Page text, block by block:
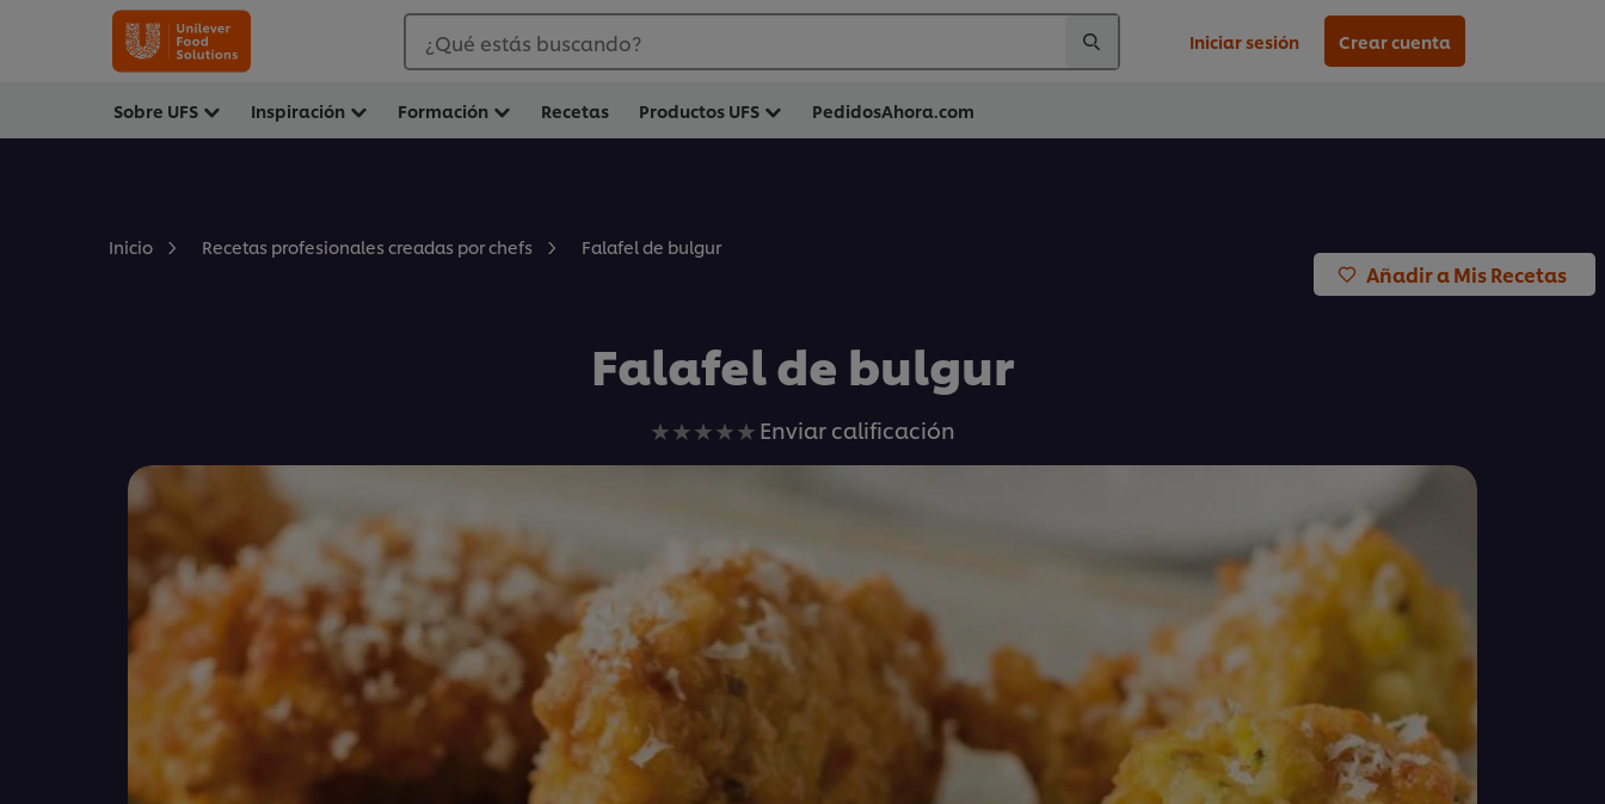
¿Qué estás buscando? Iniciar sesión Crear cuenta
Sobre UFS Inspiración Formación Recetas Productos UFS PedidosAhora.com
Inicio Recetas profesionales creadas por chefs Falafel de bulgur
Añadir a Mis Recetas
Falafel de bulgur
No
se
para
este
Enviar calificación